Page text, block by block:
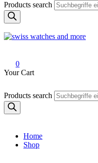
Products search
0
Your Cart
Products search
Home
Shop